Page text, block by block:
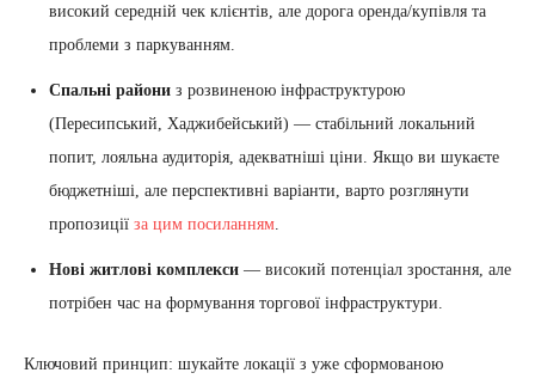
високий середній чек клієнтів, але дорога оренда/купівля та
проблеми з паркуванням.
Спальні райони з розвиненою інфраструктурою
(Пересипський, Хаджибейський) — стабільний локальний
попит, лояльна аудиторія, адекватніші ціни. Якщо ви шукаєте
бюджетніші, але перспективні варіанти, варто розглянути
пропозиції за цим посиланням
Нові житлові комплекси — високий потенціал зростання, але
потрібен час на формування торгової інфраструктури.
Ключовий принцип: шукайте локації з уже сформованою